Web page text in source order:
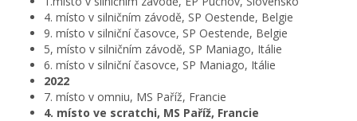
4. místo v silničním závodě, SP Oestende, Belgie
9. místo v silniční časovce, SP Oestende, Belgie
5, místo v silničním závodě, SP Maniago, Itálie
6. místo v silniční časovce, SP Maniago, Itálie
2022
7. místo v omniu, MS Paříž, Francie
4. místo ve scratchi, MS Paříž, Francie